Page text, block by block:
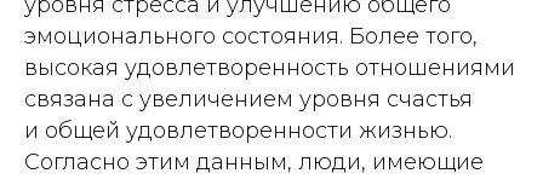
эмоционального состояния. Более того,
высокая удовлетворенность отношениями
связана с увеличением уровня счастья
и общей удовлетворенности жизнью.
Согласно этим данным, люди, имеющие